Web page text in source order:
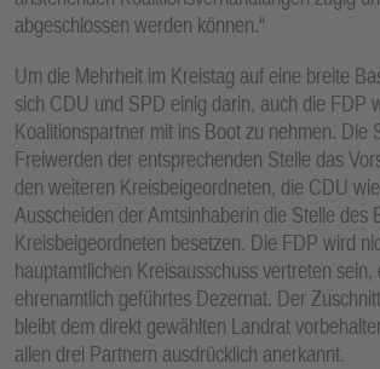
abgeschlossen werden können.“
Um die Mehrheit im Kreistag auf eine breite
sich CDU und SPD einig darin, auch die FDP
Koalitionspartner mit ins Boot zu nehmen. Die
Freiwerden der entsprechenden Stelle das
den weiteren Kreisbeigeordneten, die CDU
Ausscheiden der Amtsinhaberin die Stelle des
Kreisbeigeordneten besetzen. Die FDP wird
hauptamtlichen Kreisausschuss vertreten sein,
ehrenamtlich geführtes Dezernat. Der
bleibt dem direkt gewählten Landrat
allen drei Partnern ausdrücklich anerkannt.